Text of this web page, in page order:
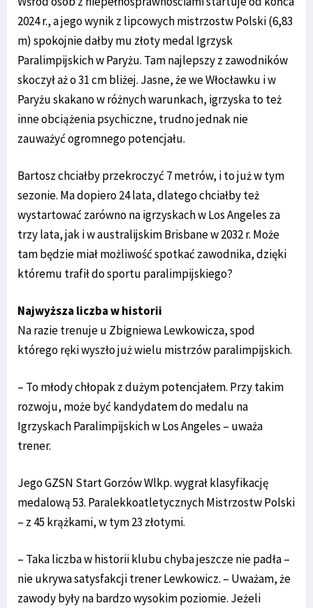
2024 r., a jego wynik z lipcowych mistrzostw Polski (6,83
m) spokojnie dałby mu złoty medal Igrzysk
Paralimpijskich w Paryżu. Tam najlepszy z zawodników
skoczył aż o 31 cm bliżej. Jasne, że we Włocławku i w
Paryżu skakano w różnych warunkach, igrzyska to też
inne obciążenia psychiczne, trudno jednak nie
zauważyć ogromnego potencjału.
Bartosz chciałby przekroczyć 7 metrów, i to już w tym
sezonie. Ma dopiero 24 lata, dlatego chciałby też
wystartować zarówno na igrzyskach w Los Angeles za
trzy lata, jak i w australijskim Brisbane w 2032 r. Może
tam będzie miał możliwość spotkać zawodnika, dzięki
któremu trafił do sportu paralimpijskiego?
Najwyższa liczba w historii
Na razie trenuje u Zbigniewa Lewkowicza, spod
którego ręki wyszło już wielu mistrzów paralimpijskich.
– To młody chłopak z dużym potencjałem. Przy takim
rozwoju, może być kandydatem do medalu na
Igrzyskach Paralimpijskich w Los Angeles – uważa
trener.
Jego GZSN Start Gorzów Wlkp. wygrał klasyfikację
medalową 53. Paralekkoatletycznych Mistrzostw Polski
– z 45 krążkami, w tym 23 złotymi.
– Taka liczba w historii klubu chyba jeszcze nie padła –
nie ukrywa satysfakcji trener Lewkowicz. – Uważam, że
zawody były na bardzo wysokim poziomie. Jeżeli